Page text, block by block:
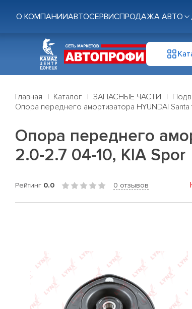
О КОМПАНИИАВТОСЕРВИСПРОДАЖА АВТО
Главная Каталог ЗАПАСНЫЕ ЧАСТИ
Опора переднего амортизатора HYUNDAI
Опора переднего
2.0-2.7 04-10, KIA Spor
Рейтинг 0.0 0 отзывов